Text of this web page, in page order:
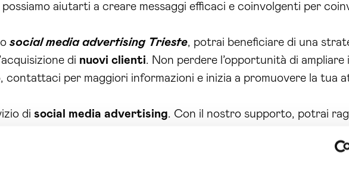
aiutarti a creare messaggi efficaci e coinvolgenti per
social media advertising Trieste, potrai beneficiare di una
di nuovi clienti. Non perdere l’opportunità di
contattaci per maggiori informazioni e inizia a promuovere la tua
di social media advertising. Con il nostro supporto, potrai
nostre strategie di targeting preciso. In questo modo, otterrai un
nelle vendite e nei contatti ottenuti dai tuoi canali social.
, risparmierai tempo ed energia, permettendoti di